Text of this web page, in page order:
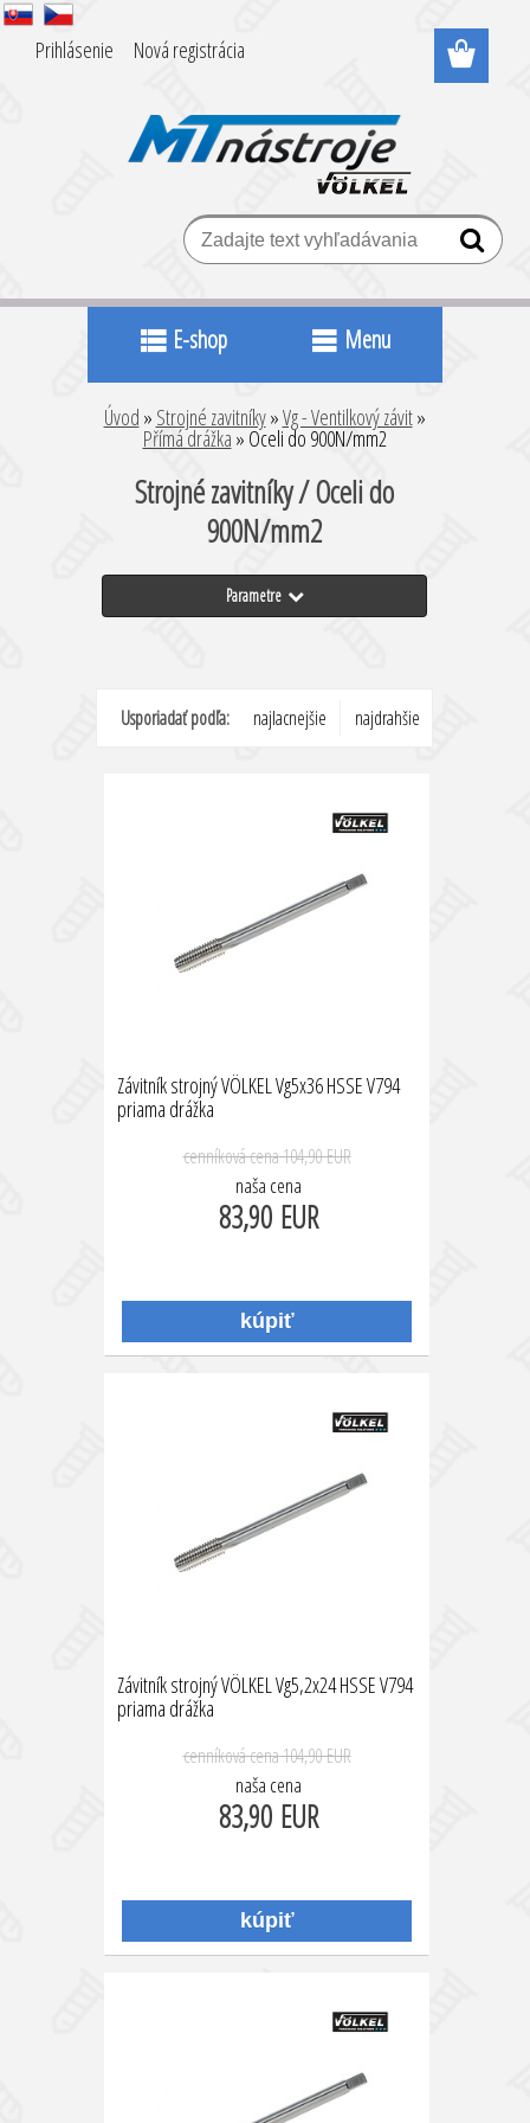
Prihlásenie Nová registrácia
E-shop Menu
Úvod » Strojné zavitníky»Vg - Ventilkový závit»
Přímá drážka » Oceli do 900N/mm2
Strojné zavitníky / Oceli do
900N/mm2
Parametre
Usporiadať podľa: najlacnejšie najdrahšie
Závitník strojný VÖLKEL Vg5x36 HSSE V794
priama drážka
cenníková cena104,90 EUR
naša cena
83,90 EUR
Závitník strojný VÖLKEL Vg5,2x24 HSSE V794
priama drážka
cenníková cena104,90 EUR
naša cena
83,90 EUR